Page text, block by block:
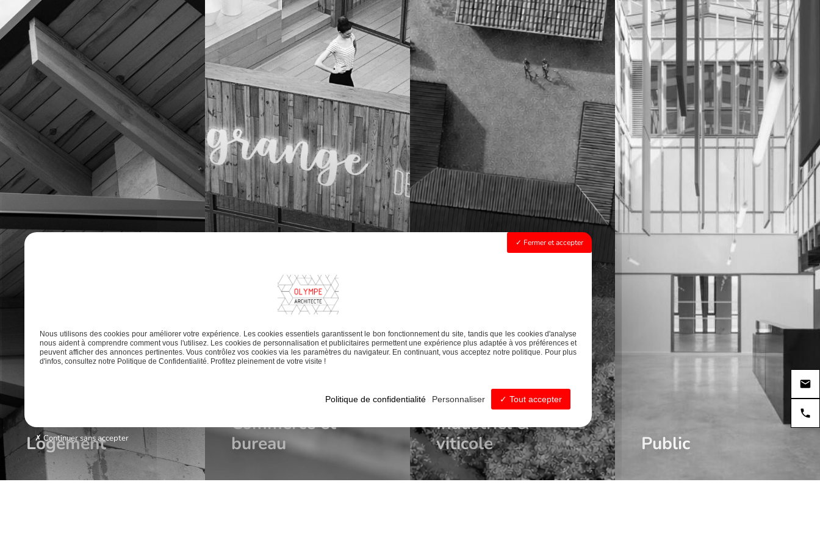
Logement
Commerce et
bureau
Industriel &
viticole
Public
Fermer et accepter
Nous utilisons des cookies pour améliorer votre expérience. Les cookies essentiels garantissent le bon fonctionnement du site, tandis que les cookies d'analyse
nous aident à comprendre comment vous l'utilisez. Les cookies de personnalisation et publicitaires permettent une expérience plus adaptée à vos préférences et
peuvent afficher des annonces pertinentes. Vous contrôlez vos cookies via les paramètres du navigateur. En continuant, vous acceptez notre politique. Pour plus
d'infos, consultez notre Politique de Confidentialité. Profitez pleinement de votre visite !
Tout accepter
Personnaliser
Politique de confidentialité
Continuer sans accepter